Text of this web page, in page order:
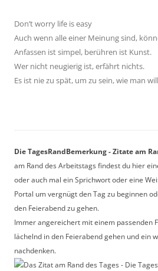
Don’t worry life is easy
Auch wenn alle einer Meinung sind,
Anfassen ist simpel, berühren ist Kunst.
Wer nicht neugierig ist, erfährt nichts.
Es ist nie zu spät, um zu sein, wie man
Die TagesRandBemerkung - Zitate am
am Rand des Arbeitstags findest du hier
oder auch mal ein Sprichwort oder eine
Portal um vergnügt den Tag zu beginnen
den Feierabend zu gehen.
Immer angereichert mit einem passenden
lächelnd in den Feierabend gehen und ein
nachdenken.